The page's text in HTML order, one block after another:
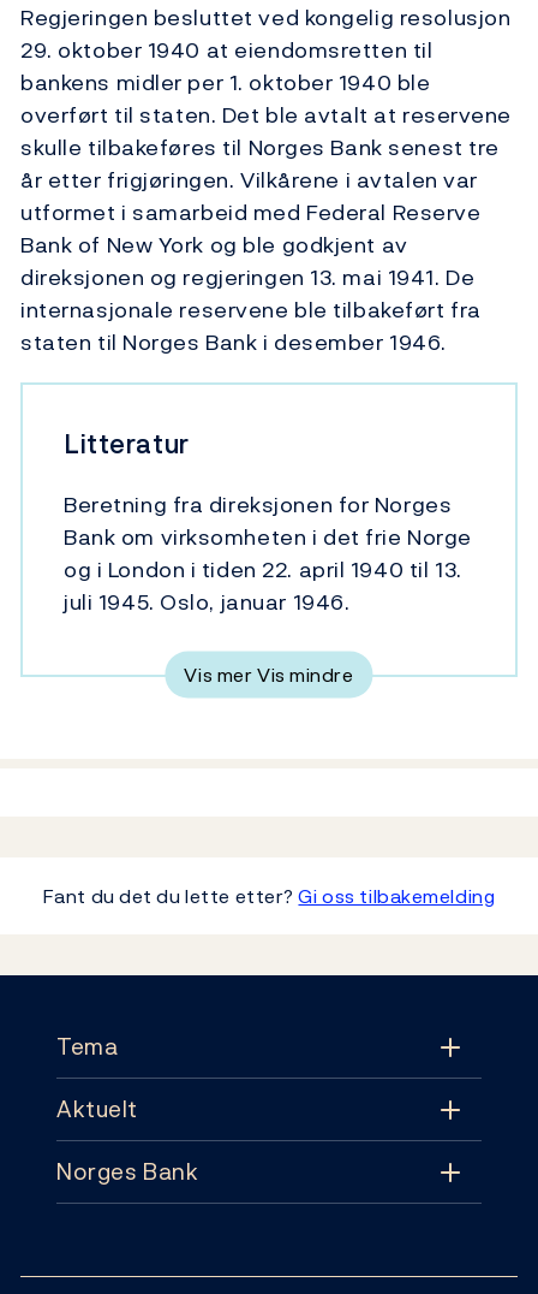
Regjeringen besluttet ved kongelig resolusjon
29. oktober 1940 at eiendomsretten til
bankens midler per 1. oktober 1940 ble
overført til staten. Det ble avtalt at reservene
skulle tilbakeføres til Norges Bank senest tre
år etter frigjøringen. Vilkårene i avtalen var
utformet i samarbeid med Federal Reserve
Bank of New York og ble godkjent av
direksjonen og regjeringen 13. mai 1941. De
internasjonale reservene ble tilbakeført fra
staten til Norges Bank i desember 1946.
Litteratur
Beretning fra direksjonen for Norges
Bank om virksomheten i det frie Norge
og i London i tiden 22. april 1940 til 13.
juli 1945. Oslo, januar 1946.
Vis merVis mindre
Fant du det du lette etter?Gi oss tilbakemelding
Tema
Tema
Pengepolitikk
Aktuelt
Aktuelt
Norges Bank